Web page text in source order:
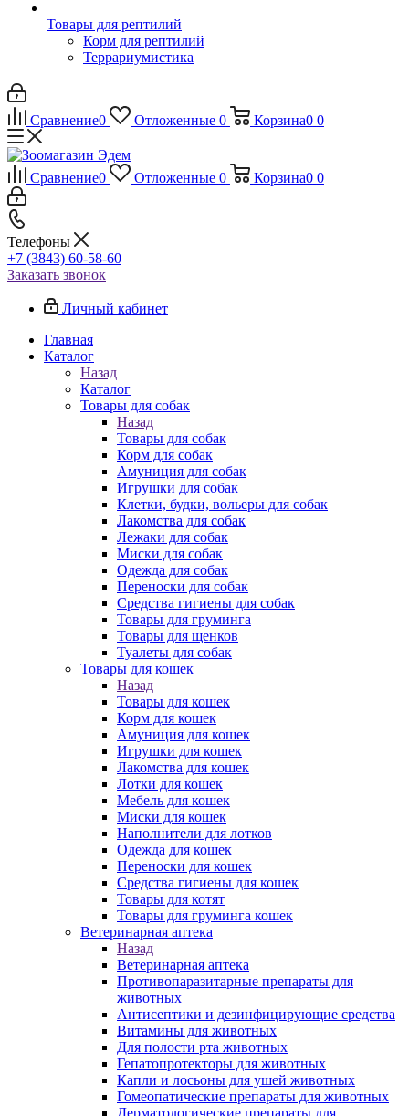
Товары для рептилий
Корм для рептилий
Террариумистика
Сравнение0 Отложенные 0 Корзина0 0
Сравнение0 Отложенные 0 Корзина0 0
Телефоны
+7 (3843) 60-58-60
Заказать звонок
Личный кабинет
Главная
Каталог
Назад
Каталог
Товары для собак
Назад
Товары для собак
Корм для собак
Амуниция для собак
Игрушки для собак
Клетки, будки, вольеры для собак
Лакомства для собак
Лежаки для собак
Миски для собак
Одежда для собак
Переноски для собак
Средства гигиены для собак
Товары для груминга
Товары для щенков
Туалеты для собак
Товары для кошек
Назад
Товары для кошек
Корм для кошек
Амуниция для кошек
Игрушки для кошек
Лакомства для кошек
Лотки для кошек
Мебель для кошек
Миски для кошек
Наполнители для лотков
Одежда для кошек
Переноски для кошек
Средства гигиены для кошек
Товары для котят
Товары для груминга кошек
Ветеринарная аптека
Назад
Ветеринарная аптека
Противопаразитарные препараты для
животных
Антисептики и дезинфицирующие средства
Витамины для животных
Для полости рта животных
Гепатопротекторы для животных
Капли и лосьоны для ушей животных
Гомеопатические препараты для животных
Дерматологические препараты для